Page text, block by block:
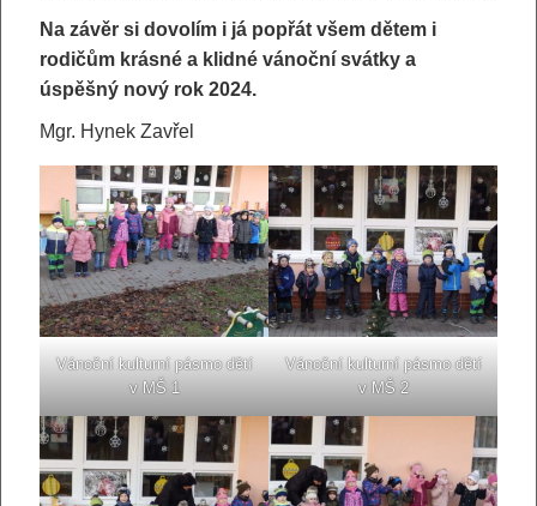
Na závěr si dovolím i já popřát všem dětem i
rodičům krásné a klidné vánoční svátky a
úspěšný nový rok 2024.
Mgr. Hynek Zavřel
Vánoční kulturní pásmo dětí
v MŠ 1
Vánoční kulturní pásmo dětí
v MŠ 2